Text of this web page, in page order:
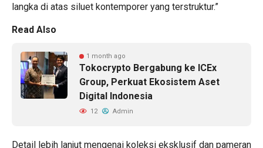
langka di atas siluet kontemporer yang terstruktur.”
Read Also
1 month ago
Tokocrypto Bergabung ke ICEx
Group, Perkuat Ekosistem Aset
Digital Indonesia
12 Admin
Detail lebih lanjut mengenai koleksi eksklusif dan pameran